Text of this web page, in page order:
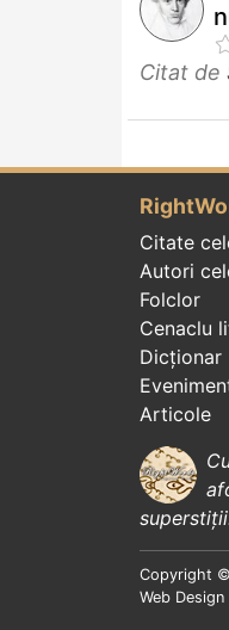
Citat de
Citate
Autori
Folclor
Cenaclu
Dicționar
Articole
superstiții
Copyright
Web Design